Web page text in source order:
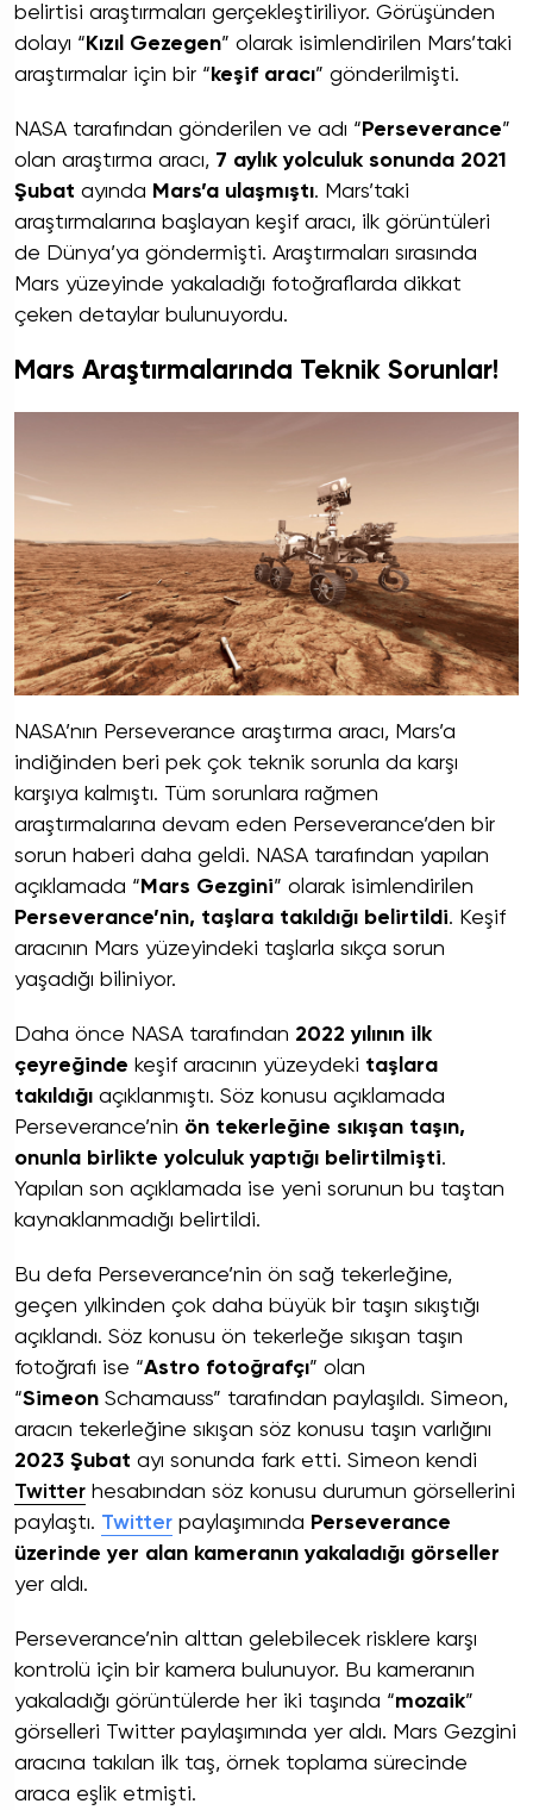
belirtisi araştırmaları gerçekleştiriliyor. Görüşünden
dolayı “ Kızıl Gezegen” olarak isimlendirilen Mars’taki
araştırmalar için bir “ keşif aracı” gönderilmişti.
NASA tarafından gönderilen ve adı “ Perseverance”
olan araştırma aracı, 7 aylık yolculuk sonunda 2021
Şubat ayında Mars’a ulaşmıştı. Mars’taki
araştırmalarına başlayan keşif aracı, ilk görüntüleri
de Dünya’ya göndermişti. Araştırmaları sırasında
Mars yüzeyinde yakaladığı fotoğraflarda dikkat
çeken detaylar bulunuyordu.
Mars Araştırmalarında Teknik Sorunlar!
NASA’nın Perseverance araştırma aracı, Mars’a
indiğinden beri pek çok teknik sorunla da karşı
karşıya kalmıştı. Tüm sorunlara rağmen
araştırmalarına devam eden Perseverance’den bir
sorun haberi daha geldi. NASA tarafından yapılan
açıklamada “ Mars Gezgini” olarak isimlendirilen
Perseverance’nin, taşlara takıldığı belirtildi. Keşif
aracının Mars yüzeyindeki taşlarla sıkça sorun
yaşadığı biliniyor.
Daha önce NASA tarafından 2022 yılının ilk
çeyreğinde keşif aracının yüzeydeki taşlara
takıldığı açıklanmıştı. Söz konusu açıklamada
Perseverance’nin ön tekerleğine sıkışan taşın,
onunla birlikte yolculuk yaptığı belirtilmişti.
Yapılan son açıklamada ise yeni sorunun bu taştan
kaynaklanmadığı belirtildi.
Bu defa Perseverance’nin ön sağ tekerleğine,
geçen yılkinden çok daha büyük bir taşın sıkıştığı
açıklandı. Söz konusu ön tekerleğe sıkışan taşın
fotoğrafı ise “Astro fotoğrafçı” olan
“Simeon Schamauss” tarafından paylaşıldı. Simeon,
aracın tekerleğine sıkışan söz konusu taşın varlığını
2023 Şubat ayı sonunda fark etti. Simeon kendi
Twitter hesabından söz konusu durumun görsellerini
paylaştı. Twitter paylaşımında Perseverance
üzerinde yer alan kameranın yakaladığı görseller
yer aldı.
Perseverance’nin alttan gelebilecek risklere karşı
kontrolü için bir kamera bulunuyor. Bu kameranın
yakaladığı görüntülerde her iki taşında “mozaik”
görselleri Twitter paylaşımında yer aldı. Mars Gezgini
aracına takılan ilk taş, örnek toplama sürecinde
araca eşlik etmişti.